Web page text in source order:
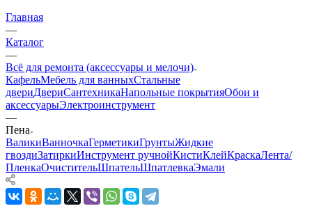
Главная
—
Каталог
—
Всё для ремонта (аксессуары и мелочи)
КафельМебель для ванныхСтальные
двериДвериСантехникаНапольные покрытияОбои и
аксессуарыЭлектроинструмент
—
Пена
ВаликиВанночкаГерметикиГрунтыЖидкие
гвоздиЗатиркиИнструмент ручнойКистиКлейКраскаЛента/
ПленкаОчистительШпательШпатлевкаЭмали